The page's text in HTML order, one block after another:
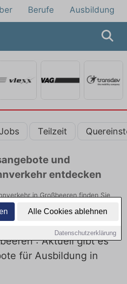
Alle Cookies ablehnen
Datenschutzerklärung
Berufe Ausbildung
Teilzeit
und
entdecken
in Großbeeren finden Sie
Sie freie Optionen von Top-
sich noch heute.
: Aktuell gibt es
für Ausbildung in